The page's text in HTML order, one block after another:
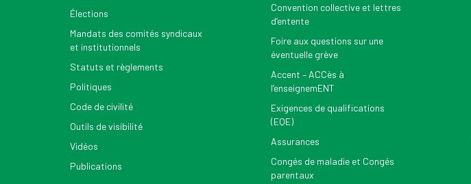
Élections
Mandats des comités syndicaux
et institutionnels
Statuts et règlements
Politiques
Code de civilité
Outils de visibilité
Vidéos
Publications
Convention collective et lettres
d’entente
Foire aux questions sur une
éventuelle grève
Accent – ACCès à
l’enseignemENT
Exigences de qualifications
(EQE)
Assurances
Congés de maladie et Congés
parentaux